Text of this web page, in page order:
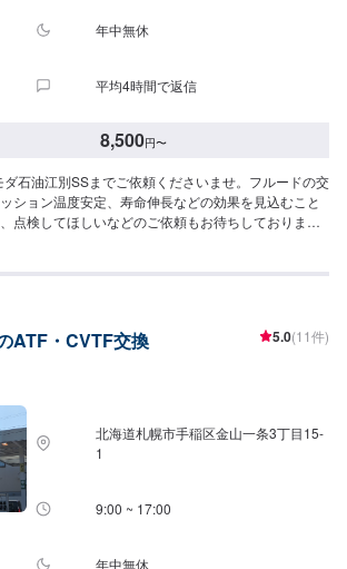
年中無休
平均4時間で返信
8,500円〜
石油江別SSまでご依頼くださいませ。フルードの交
ション温度安定、寿命伸長などの効果を見込むこと
点検してほしいなどのご依頼もお待ちしておりま
ATF・CVTF交換 5.0(11件)
北海道札幌市手稲区金山一条3丁目15-
1
9:00 ~ 17:00
年中無休